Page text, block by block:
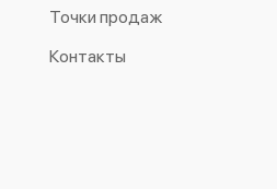
Точки продаж
Контакты